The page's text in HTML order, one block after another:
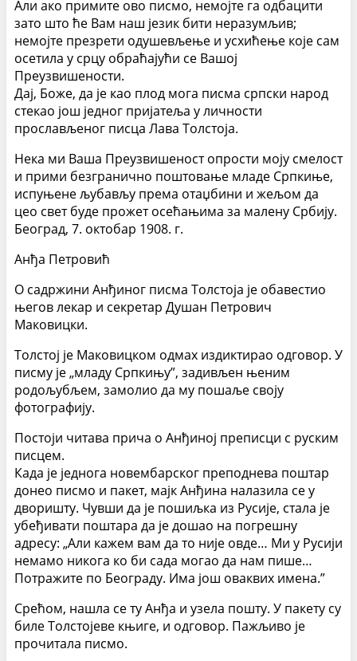
Али ако примите ово писмо, немојте га одбацити
зато што ће Вам наш језик бити неразумљив;
немојте презрети одушевљење и усхићење које сам
осетила у срцу обраћајући се Вашој
Преузвишености.
Дај, Боже, да је као плод мога писма српски народ
стекао још једног пријатеља у личности
прослављеног писца Лава Толстоја.
Нека ми Ваша Преузвишеност опрости моју смелост
и прими безгранично поштовање младе Српкиње,
испуњене љубављу према отаџбини и жељом да
цео свет буде прожет осећањима за малену Србију.
Београд, 7. октобар 1908. г.
Анђа Петровић
О садржини Анђиног писма Толстоја је обавестио
његов лекар и секретар Душан Петрович
Маковицки.
Толстој је Маковицком одмах издиктирао одговор. У
писму је „младу Српкињу”, задивљен њеним
родољубљем, замолио да му пошаље своју
фотографију.
Постоји читава прича о Анђиној преписци с руским
писцем.
Када је једнога новембарског преподнева поштар
донео писмо и пакет, мајк Анђина налазила се у
дворишту. Чувши да је пошиљка из Русије, стала је
убеђивати поштара да је дошао на погрешну
адресу: „Али кажем вам да то није овде… Ми у Русији
немамо никога ко би сада могао да нам пише…
Потражите по Београду. Има још оваквих имена.”
Срећом, нашла се ту Анђа и узела пошту. У пакету су
биле Толстојеве књиге, и одговор. Пажљиво је
прочитала писмо.